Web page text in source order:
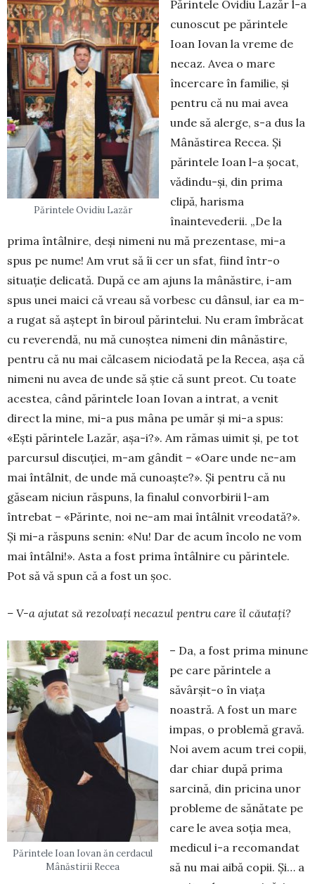
Părintele Ovidiu Lazăr
Părintele Ovidiu Lazăr l-a
cunoscut pe părintele
Ioan Iovan la vreme de
necaz. Avea o mare
încer­care în familie, și
pentru că nu mai avea
unde să alerge, s-a dus la
Mânăstirea Recea. Și
părintele Ioan l-a șocat,
vădindu-și, din prima
clipă, harisma
înaintevederii. „De la
prima întâlnire, deși nimeni nu mă prezentase, mi-a
spus pe nume! Am vrut să îi cer un sfat, fiind într-o
situație delicată. După ce am ajuns la mânăstire, i-am
spus unei maici că vreau să vorbesc cu dânsul, iar ea m-
a rugat să aștept în biroul părintelui. Nu eram îmbrăcat
cu reverendă, nu mă cunoștea nimeni din mânăstire,
pentru că nu mai călcasem niciodată pe la Recea, așa că
nimeni nu avea de unde să știe că sunt preot. Cu toate
acestea, când pă­rin­tele Ioan Iovan a intrat, a venit
direct la mine, mi-a pus mâna pe umăr și mi-a spus:
«Ești părintele Lazăr, așa-i?». Am rămas uimit și, pe tot
parcursul discuției, m-am gândit – «Oare unde ne-am
mai întâlnit, de unde mă cunoaște?». Și pentru că nu
găseam niciun răspuns, la finalul convorbirii l-am
întrebat – «Părinte, noi ne-am mai întâlnit vreoda­tă?».
Și mi-a răspuns senin: «Nu! Dar de acum încolo ne vom
mai întâlni!». Asta a fost prima întâlnire cu pă­rintele.
Pot să vă spun că a fost un șoc.
– V-a ajutat să rezolvați ne­cazul pentru care îl cău­tați?
Părintele Ioan Iovan ăn cerdacul
Mânăstirii Recea
– Da, a fost prima minune
pe care părintele a
săvârșit-o în viața
noastră. A fost un mare
impas, o problemă gravă.
Noi avem acum trei copii,
dar chiar după prima
sarcină, din pricina unor
proble­me de sănătate pe
care le avea soția mea,
medicul i-a recomandat
să nu mai aibă copii. Și… a